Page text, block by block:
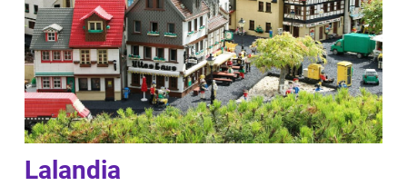
Lalandia